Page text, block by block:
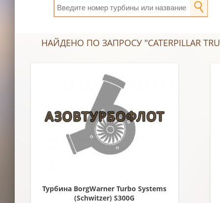
НАЙДЕНО ПО ЗАПРОСУ "CATERPILLAR
Турбина BorgWarner Turbo Systems
(Schwitzer) S300G